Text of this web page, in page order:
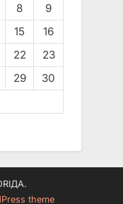
8
9
15
16
22
23
29
30
theme